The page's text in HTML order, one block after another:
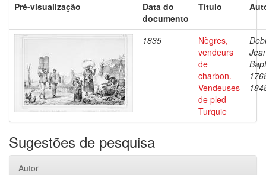
Pré-visualização
Data do
documento
Título
1835
Nègres,
vendeurs
de
charbon.
Vendeuses
de pled
Turquie
Sugestões de pesquisa
Autor